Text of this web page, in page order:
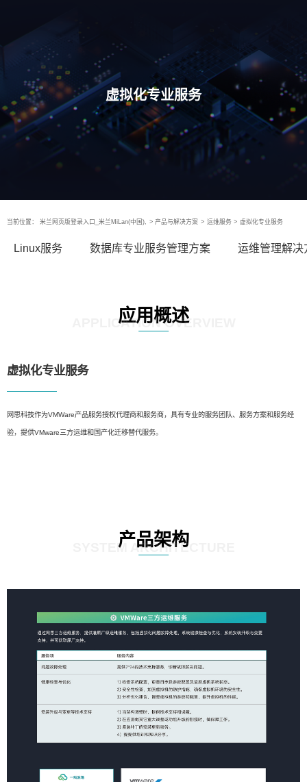
虚拟化专业服务
当前位置： 米兰网页版登录入口_米兰MiLan(中国), > 产品与解决方案 > 运维服务 > 虚拟化专业服务
Linux服务 数据库专业服务管理方案 运维管理解决
应用概述
APPLICATION OVERVIEW
虚拟化专业服务
网思科技作为VMWare产品服务授权代理商和服务商，具有专业的服务团队、服务方案和服务经
验，提供VMware三方运维和国产化迁移替代服务。
产品架构
SYSTEM ARCHITECTURE